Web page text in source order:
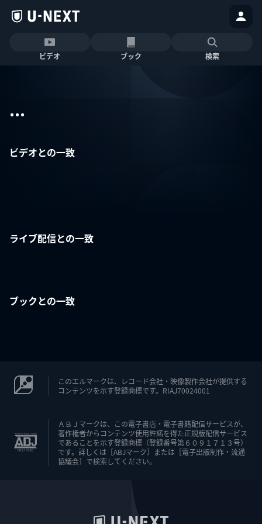
ビデオ ブック 検索
...
ビデオとの一致
ライブ配信との一致
ブックとの一致
このエルマークは、レコード会社・映像製作会社が提供する
コンテンツを示す登録商標です。RIAJ70024001
ＡＢＪマークは、この電子書店・電子書籍配信サービスが、
著作権者からコンテンツ使用許諾を得た正規版配信サービス
であることを示す登録商標（登録番号第６０９１７１３号）
です。詳しくは［ABJマーク］または［電子出版制作・流通
協議会］で検索してください。